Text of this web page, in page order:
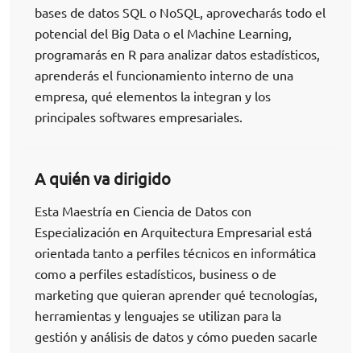
bases de datos SQL o NoSQL, aprovecharás todo el
potencial del Big Data o el Machine Learning,
programarás en R para analizar datos estadísticos,
aprenderás el funcionamiento interno de una
empresa, qué elementos la integran y los
principales softwares empresariales.
A quién va dirigido
Esta Maestría en Ciencia de Datos con
Especialización en Arquitectura Empresarial está
orientada tanto a perfiles técnicos en informática
como a perfiles estadísticos, business o de
marketing que quieran aprender qué tecnologías,
herramientas y lenguajes se utilizan para la
gestión y análisis de datos y cómo pueden sacarle